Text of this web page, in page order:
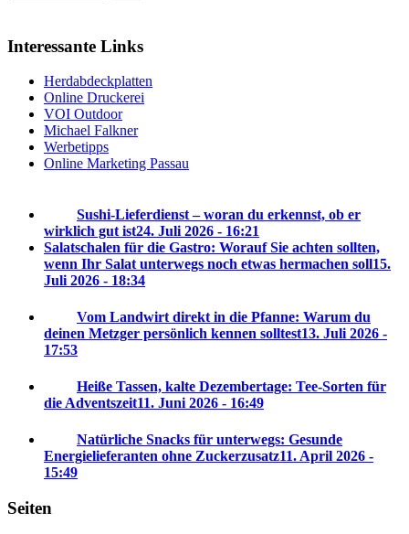
Interessante Links
Herdabdeckplatten
Online Druckerei
VOI Outdoor
Michael Falkner
Werbetipps
Online Marketing Passau
Sushi-Lieferdienst – woran du erkennst, ob er
wirklich gut ist24. Juli 2026 - 16:21
Salatschalen für die Gastro: Worauf Sie achten sollten,
wenn Ihr Salat unterwegs noch etwas hermachen soll15.
Juli 2026 - 18:34
Vom Landwirt direkt in die Pfanne: Warum du
deinen Metzger persönlich kennen solltest13. Juli 2026 -
17:53
Heiße Tassen, kalte Dezembertage: Tee-Sorten für
die Adventszeit11. Juni 2026 - 16:49
Natürliche Snacks für unterwegs: Gesunde
Energielieferanten ohne Zuckerzusatz11. April 2026 -
15:49
Seiten